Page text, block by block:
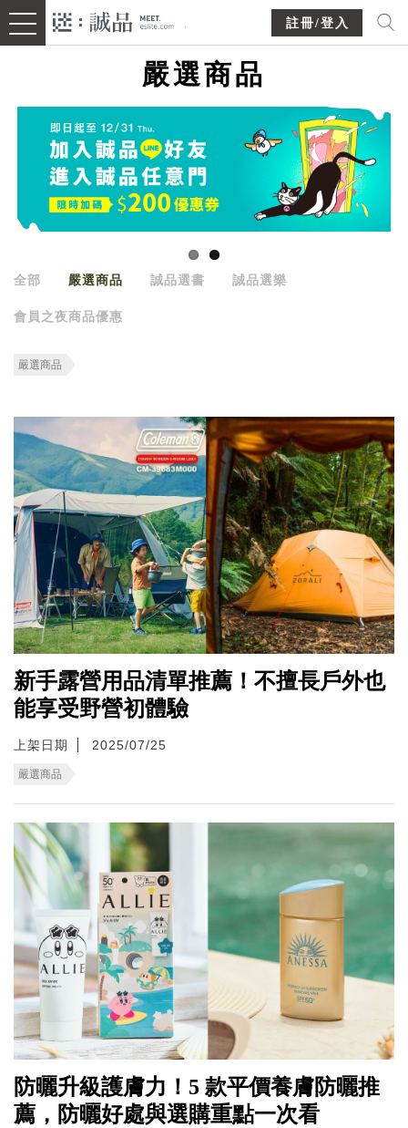
註冊/登入
嚴選商品
全部 嚴選商品 誠品選書 誠品選樂
會員之夜商品優惠
嚴選商品
新手露營用品清單推薦！不擅長戶外也
能享受野營初體驗
上架日期 2025/07/25
嚴選商品
防曬升級護膚力！5 款平價養膚防曬推
薦，防曬好處與選購重點一次看